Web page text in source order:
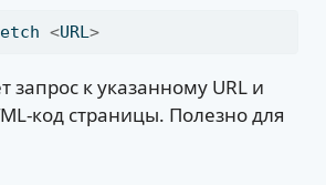
<URL>
запрос к указанному URL и
код страницы. Полезно для